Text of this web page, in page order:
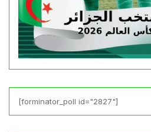
[forminator_poll id="2827"]